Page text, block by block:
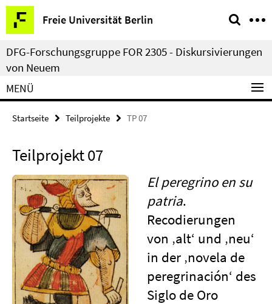
Springe
direkt
zu
Inhalt
Freie Universität Berlin
Service-
Navigation
DFG-Forschungsgruppe FOR 2305 - Diskursivierungen
von Neuem
MENÜ
Startseite Teilprojekte TP 07
Teilprojekt 07
El peregrino en su
patria.
Recodierungen
von ‚alt‘ und ‚neu‘
in der ‚novela de
peregrinación‘ des
Siglo de Oro